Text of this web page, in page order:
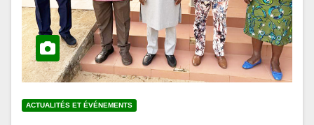
Université de Kara : la HAPLUCIA